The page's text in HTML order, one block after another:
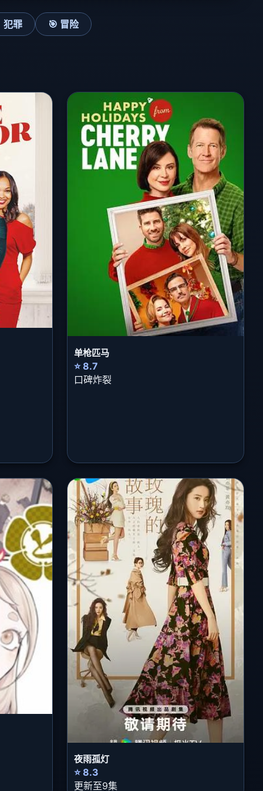
犯罪 🎯 冒险
单枪匹马
⭐ 8.7
口碑炸裂
夜雨孤灯
⭐ 8.3
更新至9集